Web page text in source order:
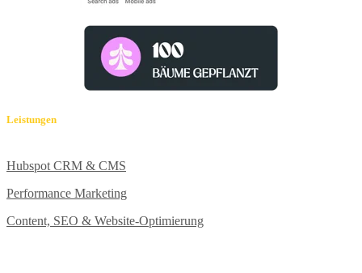
Leistungen
Hubspot CRM & CMS
Performance Marketing
Content, SEO & Website-Optimierung